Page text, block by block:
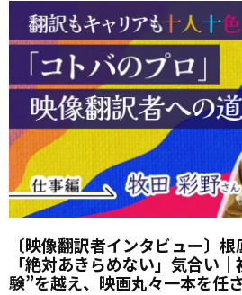
〔映像翻訳者インタビュー〕
「絶対あきらめない」気合い
験”を越え、映画丸々一本を任